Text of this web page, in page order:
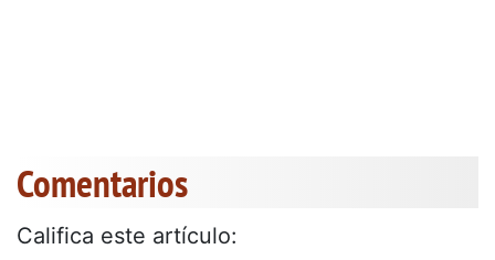
Comentarios
Califica este artículo: